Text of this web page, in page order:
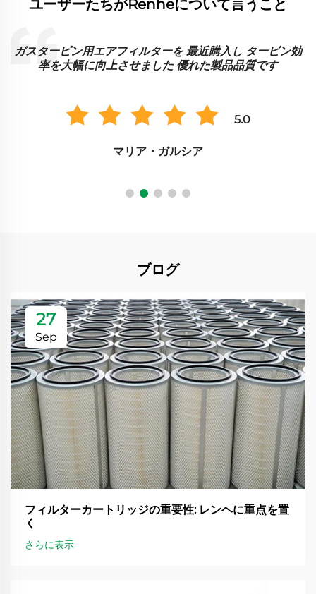
ユーザーたちがRenheについて言うこと
ガスタービン用エアフィルターを 最近購入し タービン効
率を大幅に向上させました 優れた製品品質です
5.0
マリア・ガルシア
ブログ
27
Sep
フィルターカートリッジの重要性: レンヘに重点を置
く
さらに表示